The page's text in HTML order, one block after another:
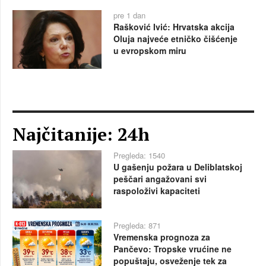
pre 1 dan
Rašković Ivić: Hrvatska akcija
Oluja najveće etničko čišćenje
u evropskom miru
Najčitanije: 24h
Pregleda: 1540
U gašenju požara u Deliblatskoj
peščari angažovani svi
raspoloživi kapaciteti
Pregleda: 871
Vremenska prognoza za
Pančevo: Tropske vrućine ne
popuštaju, osveženje tek za